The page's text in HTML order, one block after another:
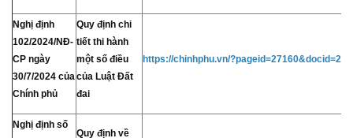
Nghị định
102/2024/NĐ-
CP ngày
30/7/2024 của
Chính phủ
Quy định chi
tiết thi hành
một số điều
của Luật Đất
đai
https://chinhphu.vn/
Nghị định số
Quy định về